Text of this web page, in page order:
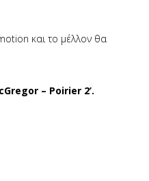
και το μέλλον θα
– Poirier 2’.